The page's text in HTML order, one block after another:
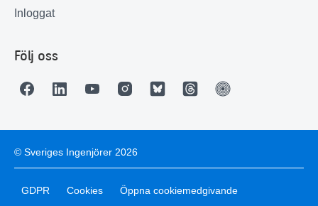
Inloggat
Följ oss
© Sveriges Ingenjörer 2026
GDPR Cookies Öppna cookiemedgivande